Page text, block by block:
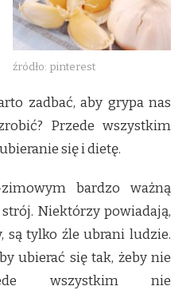
źródło: pinterest
zadbać, aby grypa nas
Przede wszystkim
się i dietę.
bardzo ważną
Niektórzy powiadają,
są tylko źle ubrani ludzie.
ubierać się tak, żeby nie
wszystkim nie